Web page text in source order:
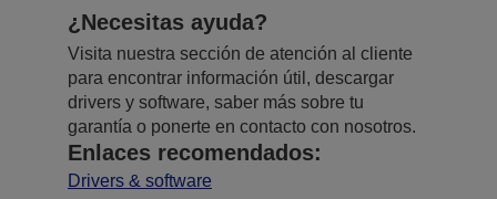
¿Necesitas ayuda?
Visita nuestra sección de atención al cliente
para encontrar información útil, descargar
drivers y software, saber más sobre tu
garantía o ponerte en contacto con nosotros.
Enlaces recomendados:
Drivers & software